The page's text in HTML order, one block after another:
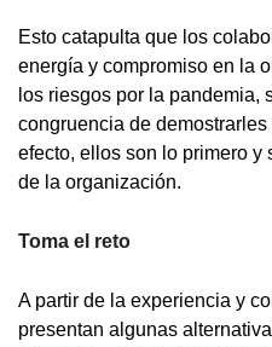
Esto catapulta que los
energía y compromiso en la
los riesgos por la pandemia,
congruencia de
efecto, ellos son lo primero y
de la organización.
Toma el reto
A partir de la experiencia y
presentan algunas